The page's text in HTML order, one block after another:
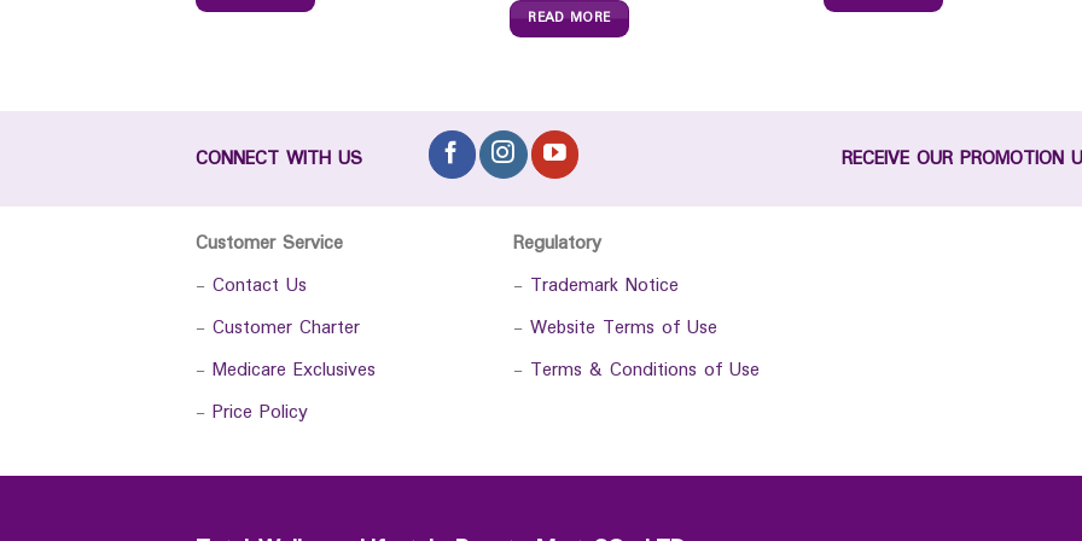
READ MORE
CONNECT WITH US RECEIVE OUR PROMOTION
Customer Service
- Contact Us
- Customer Charter
- Medicare Exclusives
- Price Policy
Regulatory
- Trademark Notice
- Website Terms of Use
- Terms & Conditions of Use